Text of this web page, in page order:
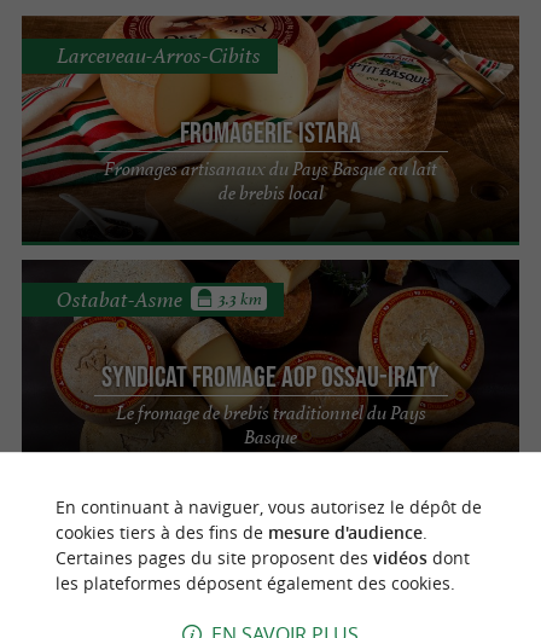
Fromagerie ISTARA
Fromages artisanaux du Pays Basque au lait
de brebis local
Larceveau-Arros-Cibits
Syndicat Fromage AOP Ossau-Iraty
Le fromage de brebis traditionnel du Pays
Basque
Ostabat-Asme 3.3 km
Ostabat-Asme 3.3 km
En continuant à naviguer, vous autorisez le dépôt de
cookies tiers à des fins de mesure d'audience.
Certaines pages du site proposent des vidéosdont
les plateformes déposent également des cookies.